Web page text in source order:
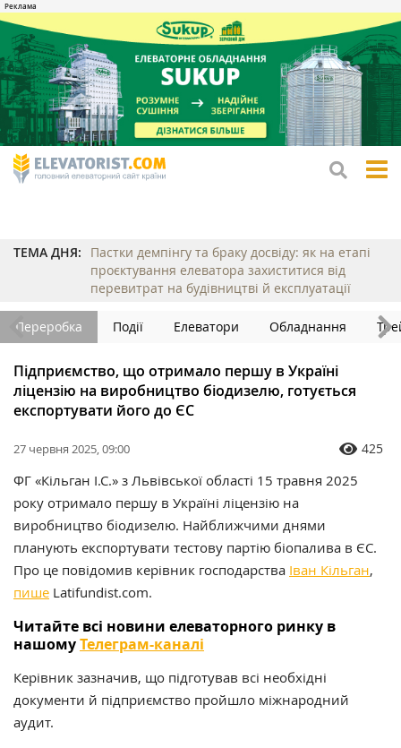
ТЕМА ДНЯ:
Пастки демпінгу та браку досвіду: як на етапі
проєктування елеватора захиститися від
перевитрат на будівництві й експлуатації
Переробка Події Елеватори Обладнання
Підприємство, що отримало першу в Україні
ліцензію на виробництво біодизелю, готується
експортувати його до ЄС
27 червня 2025, 09:00 425
ФГ «Кільган І.С.» з Львівської області 15 травня 2025
року отримало першу в Україні ліцензію на
виробництво біодизелю. Найближчими днями
планують експортувати тестову партію біопалива в ЄС.
Про це повідомив керівник господарства Іван Кільган,
пише Latifundist.com.
Читайте всі новини елеваторного ринку в
нашомуТелеграм-каналі
Керівник зазначив, що підготував всі необхідні
документи й підприємство пройшло міжнародний
аудит.